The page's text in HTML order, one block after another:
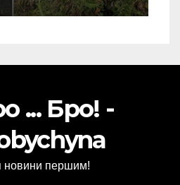
... Бро! -
новини першим!